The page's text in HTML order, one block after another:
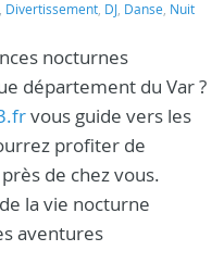
, Divertissement, DJ, Danse, Nuit
nocturnes
département du Var ?
vous guide vers les
profiter de
de chez vous.
la vie nocturne
aventures